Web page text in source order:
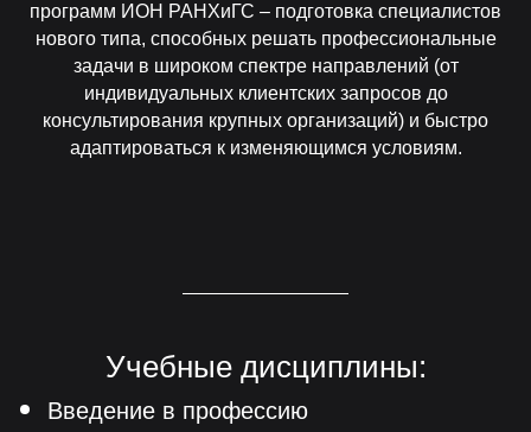
программ ИОН РАНХиГС – подготовка специалистов
нового типа, способных решать профессиональные
задачи в широком спектре направлений (от
индивидуальных клиентских запросов до
консультирования крупных организаций) и быстро
адаптироваться к изменяющимся условиям.
Учебные дисциплины:
Введение в профессию